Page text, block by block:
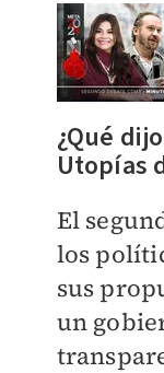
¿Qué
Utopías
El
los
sus
un